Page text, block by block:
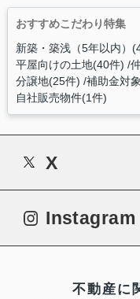
おすすめこだわり特集
新築・築浅（5年以内）
平屋向けの土地(40件)
分譲地(25件) 補助金対
自社販売物件(1件)
X
Instagram
不動産に